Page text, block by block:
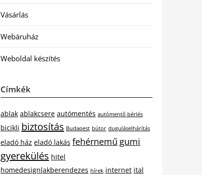
Vásárlás
Webáruház
Weboldal készítés
Címkék
ablak ablakcsere autómentés autómentő bérlés
bicikli biztosítás Budapest bútor duguláselhárítás
eladó ház eladó lakás fehérnemű gumi
gyerekülés hitel
homedesignlakberendezes hírek internet ital